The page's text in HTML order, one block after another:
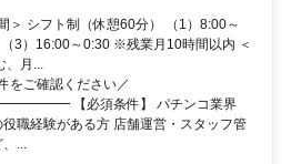
＞ シフト制（休憩60分） （1）8:00～
3）16:00～0:30 ※残業月10時間以内 ＜
、月...
をご確認ください／
【必須条件】 パチンコ業界
職経験がある方 店舗運営・スタッフ管
...